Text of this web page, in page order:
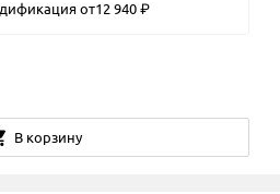
от12 940 ₽
В корзину